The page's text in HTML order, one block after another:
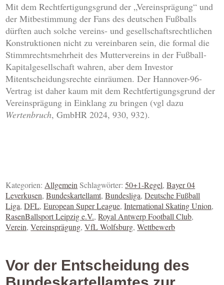
Mit dem Rechtfertigungsgrund der „Vereinsprägung“ und
der Mitbestimmung der Fans des deutschen Fußballs
dürften auch solche vereins- und gesellschaftsrechtlichen
Konstruktionen nicht zu vereinbaren sein, die formal die
Stimmrechtsmehrheit des Muttervereins in der Fußball-
Kapitalgesellschaft wahren, aber dem Investor
Mitentscheidungsrechte einräumen. Der Hannover-96-
Vertrag ist daher kaum mit dem Rechtfertigungsgrund der
Vereinsprägung in Einklang zu bringen (vgl dazu
Wertenbruch, GmbHR 2024, 930, 932).
Kategorien:AllgemeinSchlagwörter:50+1-Regel,Bayer 04
Leverkusen,Bundeskartellamt,Bundesliga,Deutsche Fußball
Liga,DFL,European Super League,International Skating Union,
RasenBallsport Leipzig e.V.,Royal Antwerp Football Club,
Verein,Vereinsprägung,VfL Wolfsburg,Wettbewerb
Vor der Entscheidung des